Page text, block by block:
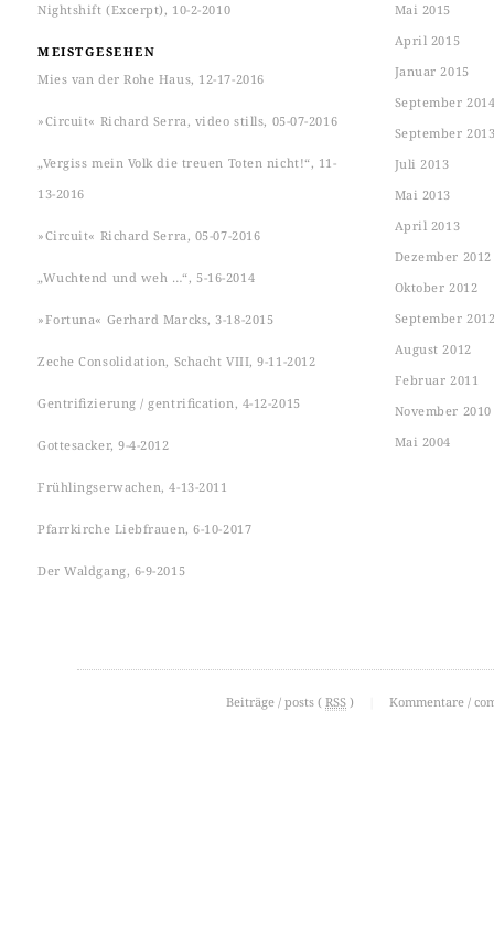
Nightshift (Excerpt), 10-2-2010
MEISTGESEHEN
Mies van der Rohe Haus, 12-17-2016
»Circuit« Richard Serra, video stills, 05-07-2016
„Vergiss mein Volk die treuen Toten nicht!“, 11-
13-2016
»Circuit« Richard Serra, 05-07-2016
„Wuchtend und weh …“, 5-16-2014
»Fortuna« Gerhard Marcks, 3-18-2015
Zeche Consolidation, Schacht VIII, 9-11-2012
Gentrifizierung / gentrification, 4-12-2015
Gottesacker, 9-4-2012
Frühlingserwachen, 4-13-2011
Pfarrkirche Liebfrauen, 6-10-2017
Der Waldgang, 6-9-2015
Mai 2015
April 2015
Januar 2015
September
September
Juli 2013
Mai 2013
April 2013
Dezember 2012
Oktober 2012
September
August 2012
Februar 2011
November 2010
Mai 2004
Beiträge / posts ( RSS ) Kommentare /